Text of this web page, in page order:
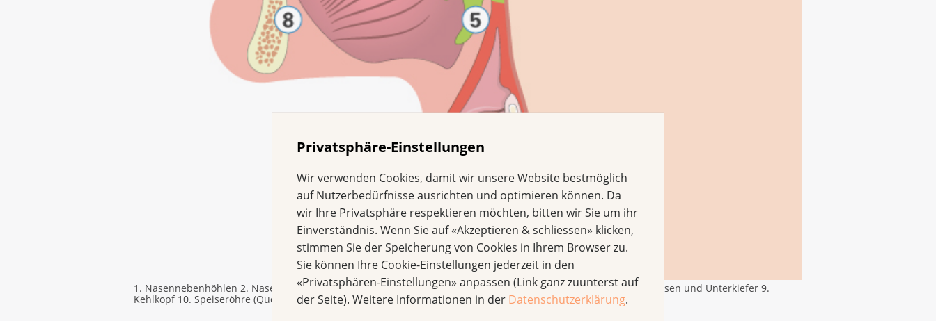
Privatsphäre-Einstellungen
Wir verwenden Cookies, damit wir unsere Website bestmöglich
auf Nutzerbedürfnisse ausrichten und optimieren können. Da
wir Ihre Privatsphäre respektieren möchten, bitten wir Sie um ihr
Einverständnis. Wenn Sie auf «Akzeptieren & schliessen» klicken,
stimmen Sie der Speicherung von Cookies in Ihrem Browser zu.
Sie können Ihre Cookie-Einstellungen jederzeit in den
«Privatsphären-Einstellungen» anpassen (Link ganz zuunterst auf
der Seite). Weitere Informationen in der Datenschutzerklärung.
1. Nasennebenhöhlen 2. Nasenhöhlen 3. Rachen 4. Kehlkopf 5. Kehldeckel 6. Zunge 7. Mundhöhle 8. Speicheldrüsen und Unterkiefer 9.
Kehlkopf 10. Speiseröhre (Quelle: Krebsliga Schweiz)